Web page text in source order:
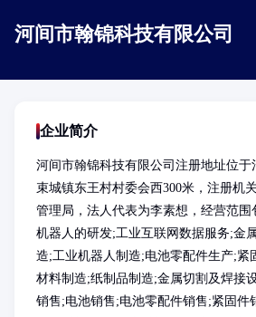
河间市翰锦科技有限公司
企业简介
河间市翰锦科技有限公司注册地址位
束城镇东王村村委会西300米，注册机
管理局，法人代表为李素想，经营范
机器人的研发;工业互联网数据服务;金
造;工业机器人制造;电池零配件生产;紧
材料制造;纸制品制造;金属切割及焊接
销售;电池销售;电池零配件销售;紧固件